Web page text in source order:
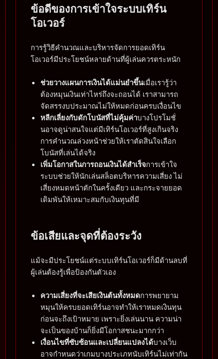
ข้อดีของการเข้าใจระบบเทิร์น
โอเวอร์
การรู้วิธีคำนวณและบริหารจัดการยอดเทิร์น
โอเวอร์มีประโยชน์หลายด้านที่ผู้เล่นควรตระหนัก
ช่วยวางแผนการเงินได้แม่นยำขึ้นเมื่อเรารู้ว่า
ต้องหมุนเงินเท่าไหร่ถึงจะถอนได้ เราสามารถ
จัดสรรงบประมาณไม่ให้หมดก่อนครบเงื่อนไข
หลีกเลี่ยงกับดักโบนัสที่ไม่คุ้มค่าบางโปรโมชั่
นอาจดูน่าสนใจแต่มีเทิร์นโอเวอร์ที่สูงเกินจริง
การคำนวณล่วงหน้าช่วยให้เราตัดสินใจเลือก
โบนัสที่เล่นได้จริง
เพิ่มโอกาสในการถอนเงินได้สำเร็จการเข้าใจ
ระบบช่วยให้นักเล่นสล็อตบริหารความเสี่ยง ไม่
เสี่ยงหมดหน้าตักในครั้งเดียว และกระจายยอด
เดิมพันให้เหมาะสมกับเงินทุนที่มี
ข้อเสียและจุดที่ต้องระวัง
แม้จะมีประโยชน์แต่ระบบเทิร์นโอเวอร์ก็มีด้านลบที่
ผู้เล่นต้องรู้เพื่อป้องกันตัวเอง
ความเสี่ยงที่จะเสียเงินต้นทั้งหมดการพยายาม
หมุนให้ครบยอดเทิร์นอาจทำให้เราหมดเงินทุน
ก่อนจะถึงเป้าหมาย เพราะยิ่งเล่นนาน ความน่า
จะเป็นของบ้านก็ยิ่งมีโอกาสชนะมากกว่า
เงื่อนไขที่ซับซ้อนและเปลี่ยนแปลงได้บางเว็บ
อาจกำหนดว่าเกมบางประเภทนับเทิร์นไม่เท่ากัน